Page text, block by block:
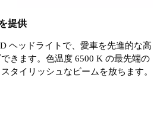
提供
ヘッドライトで、愛車を先進的な高
きます。色温度 6500 K の最先端の
タイリッシュなビームを放ちます。